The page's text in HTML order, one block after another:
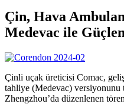
Çin, Hava
Medevac ile
Çinli uçak üreticisi Comac,
tahliye (Medevac) versiyonunu
Zhengzhou’da düzenlenen